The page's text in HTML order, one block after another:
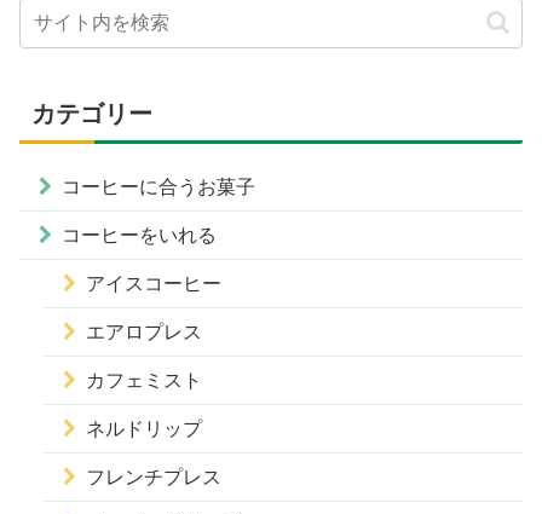
カテゴリー
コーヒーに合うお菓子
コーヒーをいれる
アイスコーヒー
エアロプレス
カフェミスト
ネルドリップ
フレンチプレス